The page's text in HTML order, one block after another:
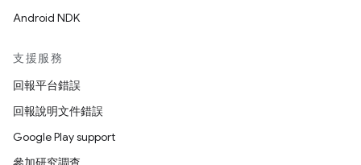
Android NDK
支援服務
回報平台錯誤
回報說明文件錯誤
Google Play support